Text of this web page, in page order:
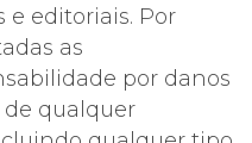
e editoriais. Por
as
por danos
de qualquer